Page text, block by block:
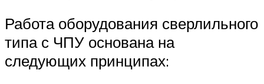
Работа оборудования сверлильного
типа с ЧПУ основана на
следующих принципах: